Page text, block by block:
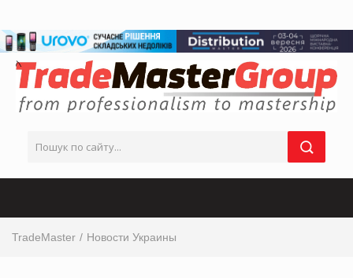
TradeMaster Новости Украины